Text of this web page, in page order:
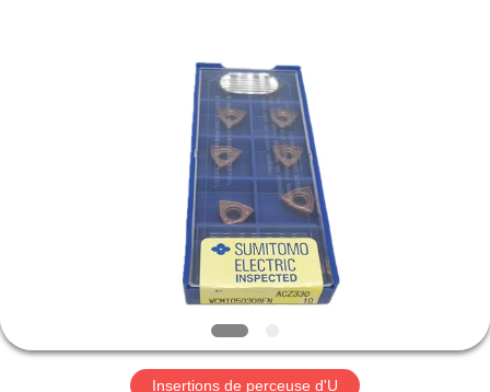
DE
NOUS
Insertions de perceuse d'U